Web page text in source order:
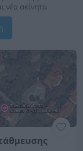
νέα ακίνητα